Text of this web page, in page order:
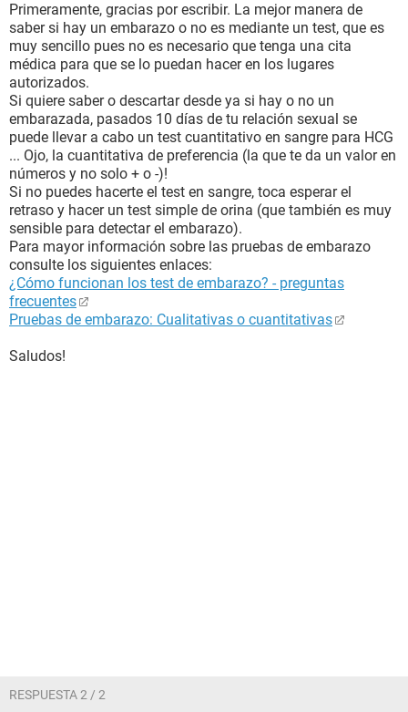
Primeramente, gracias por escribir. La mejor manera de
saber si hay un embarazo o no es mediante un test, que es
muy sencillo pues no es necesario que tenga una cita
médica para que se lo puedan hacer en los lugares
autorizados.
Si quiere saber o descartar desde ya si hay o no un
embarazada, pasados 10 días de tu relación sexual se
puede llevar a cabo un test cuantitativo en sangre para HCG
... Ojo, la cuantitativa de preferencia (la que te da un valor en
números y no solo + o -)!
Si no puedes hacerte el test en sangre, toca esperar el
retraso y hacer un test simple de orina (que también es muy
sensible para detectar el embarazo).
Para mayor información sobre las pruebas de embarazo
consulte los siguientes enlaces:
¿Cómo funcionan los test de embarazo? - preguntas
frecuentes
Pruebas de embarazo: Cualitativas o cuantitativas
Saludos!
RESPUESTA 2 / 2